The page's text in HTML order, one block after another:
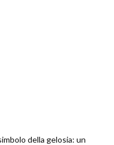
della gelosia: un